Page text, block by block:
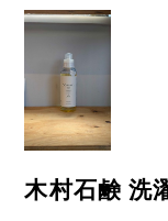
木村石鹸 洗